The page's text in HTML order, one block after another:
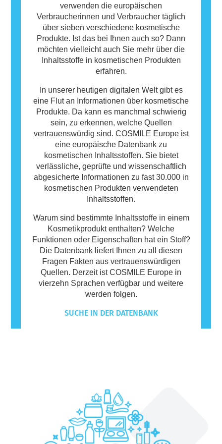
verwenden die europäischen
Verbraucherinnen und Verbraucher täglich
über sieben verschiedene kosmetische
Produkte. Ist das bei Ihnen auch so? Dann
möchten vielleicht auch Sie mehr über die
Inhaltsstoffe in kosmetischen Produkten
erfahren.
In unserer heutigen digitalen Welt gibt es
eine Flut an Informationen über kosmetische
Produkte. Da kann es manchmal schwierig
sein, zu erkennen, welche Quellen
vertrauenswürdig sind. COSMILE Europe ist
eine europäische Datenbank zu
kosmetischen Inhaltsstoffen. Sie bietet
verlässliche, geprüfte und wissenschaftlich
abgesicherte Informationen zu fast 30.000 in
kosmetischen Produkten verwendeten
Inhaltsstoffen.
Warum sind bestimmte Inhaltsstoffe in einem
Kosmetikprodukt enthalten? Welche
Funktionen oder Eigenschaften hat ein Stoff?
Die Datenbank liefert Ihnen zu all diesen
Fragen Fakten aus vertrauenswürdigen
Quellen. Derzeit ist COSMILE Europe in
vierzehn Sprachen verfügbar und weitere
werden folgen.
SUCHE IN DER DATENBANK